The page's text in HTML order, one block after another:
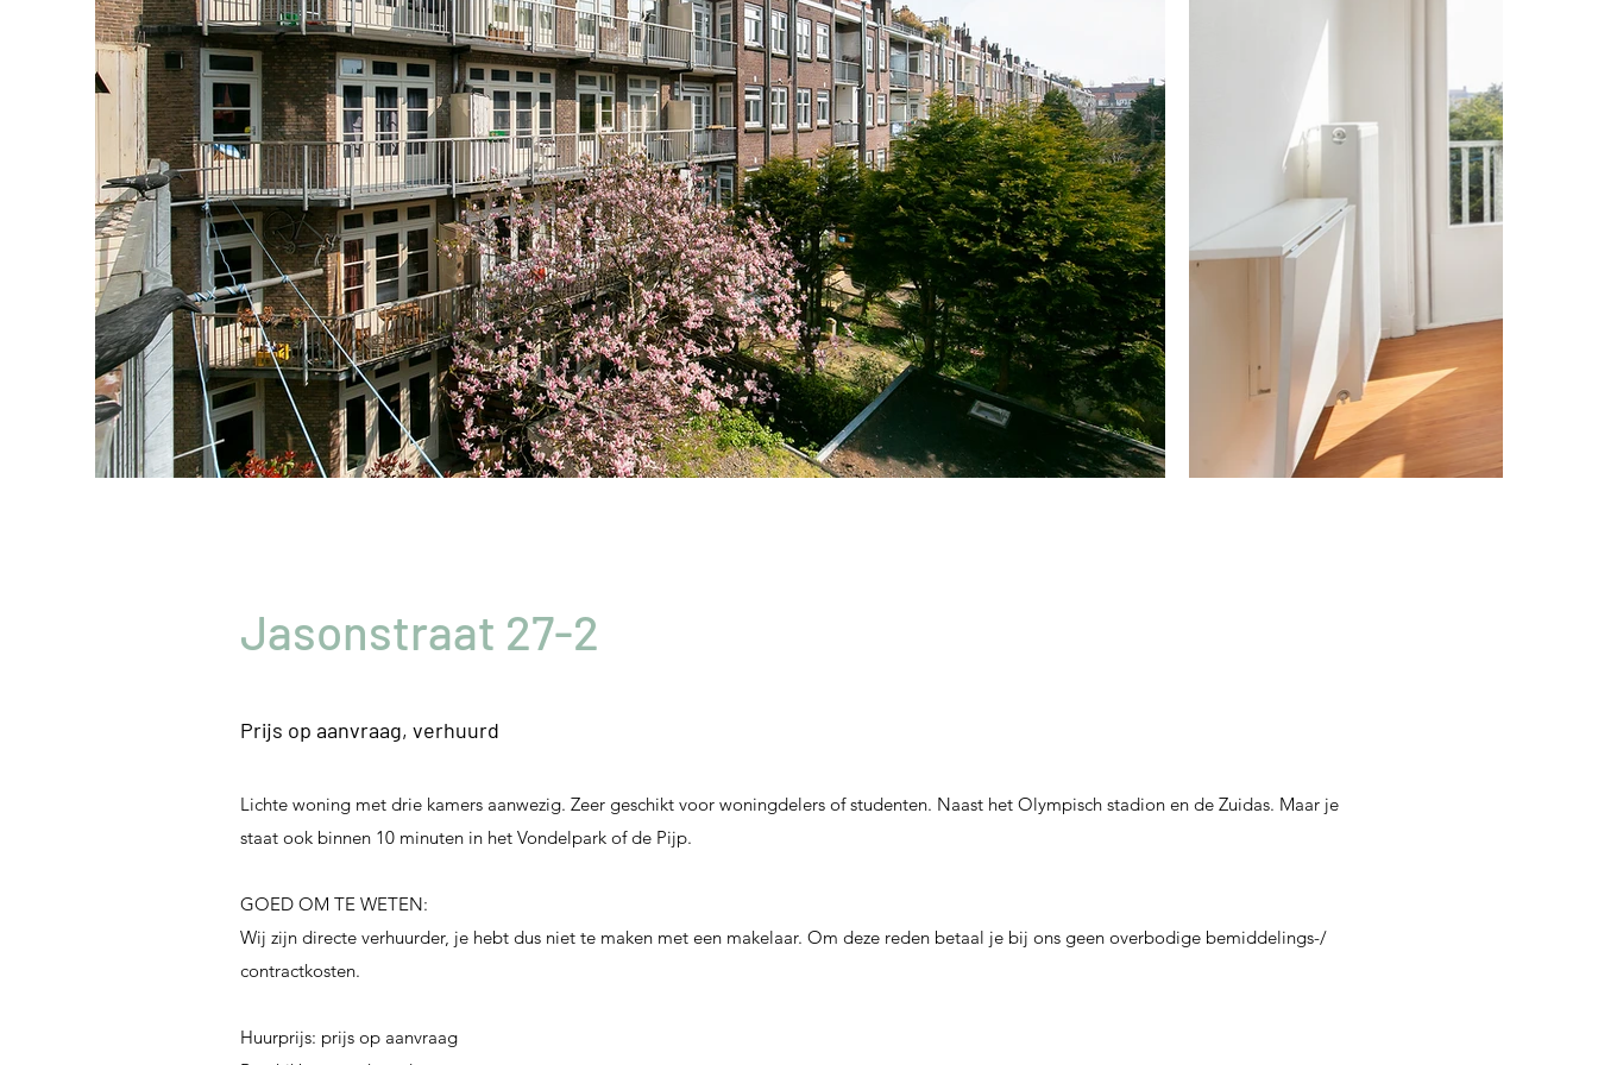
Jasonstraat 27-2
Prijs op aanvraag, verhuurd
Lichte woning met drie kamers aanwezig. Zeer geschikt voor woningdelers of studenten. Naast het Olympisch stadion en de Zuidas. Maar je
staat ook binnen 10 minuten in het Vondelpark of de Pijp.
GOED OM TE WETEN:
Wij zijn directe verhuurder, je hebt dus niet te maken met een makelaar. Om deze reden betaal je bij ons geen overbodige bemiddelings-/
contractkosten.
Huurprijs: prijs op aanvraag